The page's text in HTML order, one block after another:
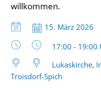
willkommen.
Datum:
15. März 2026
Uhrzeit:
17:00 - 19:00
Lukaskirche,
Troisdorf-Spich